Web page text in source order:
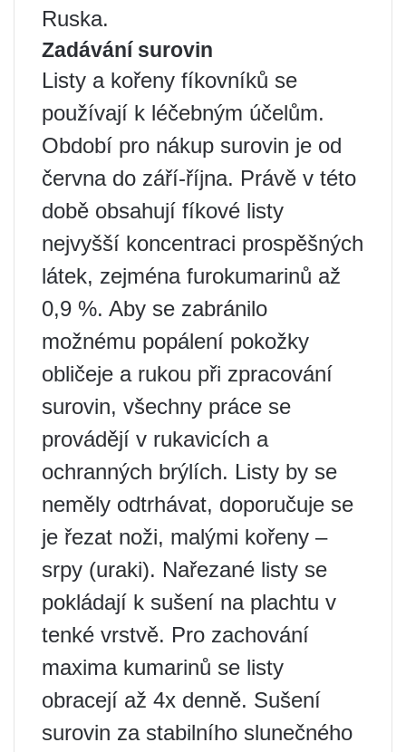
Ruska.
Zadávání surovin
Listy a kořeny fíkovníků se
používají k léčebným účelům.
Období pro nákup surovin je od
června do září-října. Právě v této
době obsahují fíkové listy
nejvyšší koncentraci prospěšných
látek, zejména furokumarinů až
0,9 %. Aby se zabránilo
možnému popálení pokožky
obličeje a rukou při zpracování
surovin, všechny práce se
provádějí v rukavicích a
ochranných brýlích. Listy by se
neměly odtrhávat, doporučuje se
je řezat noži, malými kořeny –
srpy (uraki). Nařezané listy se
pokládají k sušení na plachtu v
tenké vrstvě. Pro zachování
maxima kumarinů se listy
obracejí až 4x denně. Sušení
surovin za stabilního slunečného